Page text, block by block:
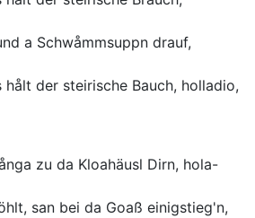
a Schwåmmsuppn drauf,
hålt der steirische Bauch, holladio,
zu da Kloahäusl Dirn, hola-
san bei da Goaß einigstieg'n,